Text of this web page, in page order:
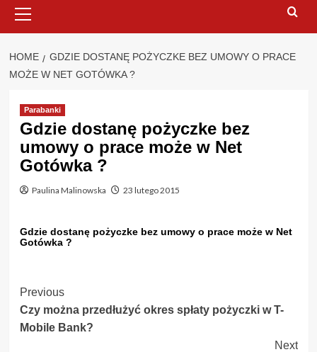
Menu
HOME
GDZIE DOSTANĘ POŻYCZKE BEZ UMOWY O PRACE
MOŻE W NET GOTÓWKA ?
Parabanki
Gdzie dostanę pożyczke bez
umowy o prace może w Net
Gotówka ?
Paulina Malinowska 23 lutego 2015
Gdzie dostanę pożyczke bez umowy o prace może w Net
Gotówka ?
Post
Navigation
Previous
Czy można przedłużyć okres spłaty pożyczki w T-
Mobile Bank?
Next